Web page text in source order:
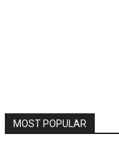
MOST POPULAR